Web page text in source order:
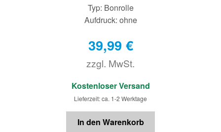
Typ: Bonrolle
Aufdruck: ohne
39,99 €
zzgl. MwSt.
€
Kostenloser Versand
Lieferzeit: ca. 1-2 Werktage
In den Warenkorb